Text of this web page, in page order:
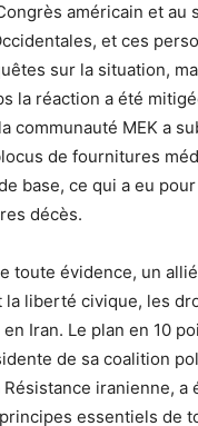
américain et au
et ces
sur la situation,
la réaction a été
communauté MEK a
de fournitures
base, ce qui a eu
décès.
toute évidence, un
liberté civique, les
Iran. Le plan en 10
de sa coalition
Résistance iranienne, a
essentiels de